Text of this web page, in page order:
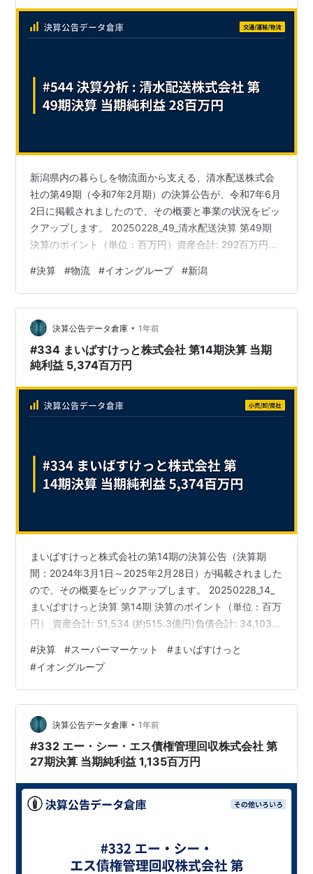
新潟県内の暮らしを物流面から支える、清水配送株式会
社の第49期（令和7年2月期）の決算公告が、令和7年6月
2日に掲載されましたので、その概要と事業の状況をピッ
クアップします。 20250228_49_清水配送決算 第49期
決算のポイント（単位：百万円）資産合計: 292百万円
241百万円 (約2.4億円)当期純利益: 28百万円 (約0.3億円)
今回の決算では、当期純利益として28百万円（約0.3億
円）を計上。純資産は241百万円（約2.4億円）に達し、
中でも利益剰余金が231百万円（約2.3億円）と、資本金
の23倍以…
#決算 #物流 #イオングループ #新潟
決算公告データ倉庫 • 1年前
#334 まいばすけっと株式会社 第14期決算 当期
純利益 5,374百万円
まいばすけっと株式会社の第14期の決算公告（決算期
間：2024年3月1日～2025年2月28日）が掲載されました
ので、その概要をピックアップします。 20250228_14_
まいばすけっと決算 第14期 決算のポイント（単位：百万
円） 資産合計: 51,534 (約515.3億円)負債合計: 34,103
益: 5,374 (約53.7億円) 売上高: 290,360 (約2,903.6億
円) 営業利益: 8,133 (約81.3億円) 経常利益: 8,123 (約
81.2億円) 今回の決算では、当期純利益として5,3…
#決算 #スーパーマーケット #まいばすけっと
#イオングループ
決算公告データ倉庫 • 1年前
#332 エー・シー・エス債権管理回収株式会社 第
27期決算 当期純利益 1,135百万円